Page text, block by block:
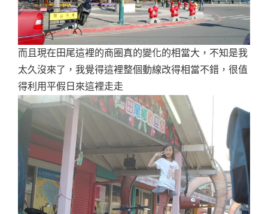
而且現在田尾這裡的商圈真的變化的相當大，不知是我
太久沒來了，我覺得這裡整個動線改得相當不錯，很值
得利用平假日來這裡走走